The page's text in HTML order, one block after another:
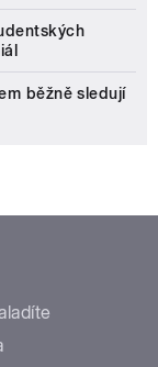
běžně sledují